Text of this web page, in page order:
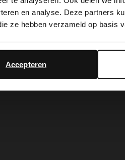
en analyse. Deze partners
ze hebben verzameld op basis
Accepteren